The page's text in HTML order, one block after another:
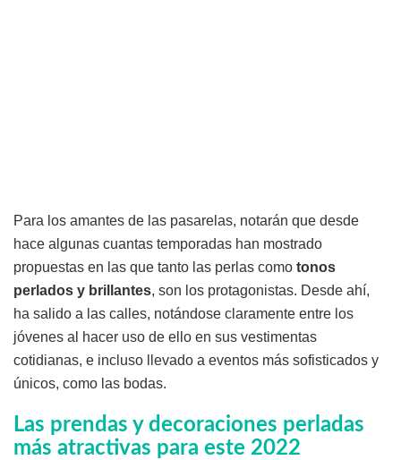
Para los amantes de las pasarelas, notarán que desde
hace algunas cuantas temporadas han mostrado
propuestas en las que tanto las perlas como tonos
perlados y brillantes, son los protagonistas. Desde ahí,
ha salido a las calles, notándose claramente entre los
jóvenes al hacer uso de ello en sus vestimentas
cotidianas, e incluso llevado a eventos más sofisticados y
únicos, como las bodas.
Las prendas y decoraciones perladas
más atractivas para este 2022